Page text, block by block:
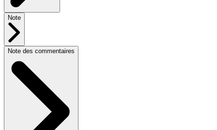
Note
Note des commentaires